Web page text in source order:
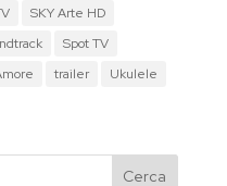
SKY Arte HD
Spot TV
trailer
Ukulele